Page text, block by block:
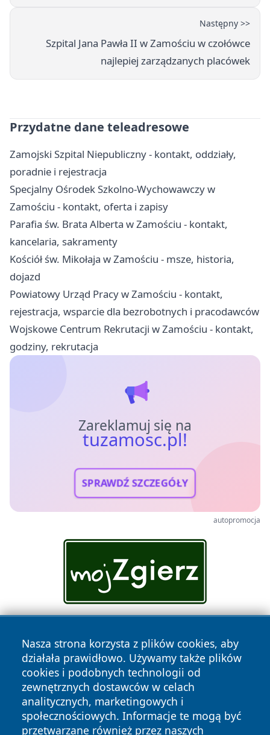
Następny >>
Szpital Jana Pawła II w Zamościu w czołówce
najlepiej zarządzanych placówek
Przydatne dane teleadresowe
Zamojski Szpital Niepubliczny - kontakt, oddziały,
poradnie i rejestracja
Specjalny Ośrodek Szkolno-Wychowawczy w
Zamościu - kontakt, oferta i zapisy
Parafia św. Brata Alberta w Zamościu - kontakt,
kancelaria, sakramenty
Kościół św. Mikołaja w Zamościu - msze, historia,
dojazd
Powiatowy Urząd Pracy w Zamościu - kontakt,
rejestracja, wsparcie dla bezrobotnych i pracodawców
Wojskowe Centrum Rekrutacji w Zamościu - kontakt,
godziny, rekrutacja
Zareklamuj się na
tuzamosc.pl!
SPRAWDŹ SZCZEGÓŁY
autopromocja
Nasza strona korzysta z plików cookies, aby
działała prawidłowo. Używamy także plików
cookies i podobnych technologii od
zewnętrznych dostawców w celach
analitycznych, marketingowych i
społecznościowych. Informacje te mogą być
przetwarzane również przez naszych
Copyright © 2026 tuzamosc.pl Wszystkie prawa zastrzeżone.